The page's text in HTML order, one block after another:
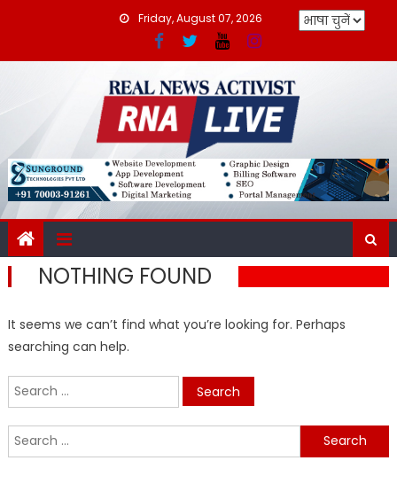
Friday, August 07, 2026
NOTHING FOUND
It seems we can’t find what you’re looking for. Perhaps
searching can help.
Search
for:
Search
for: